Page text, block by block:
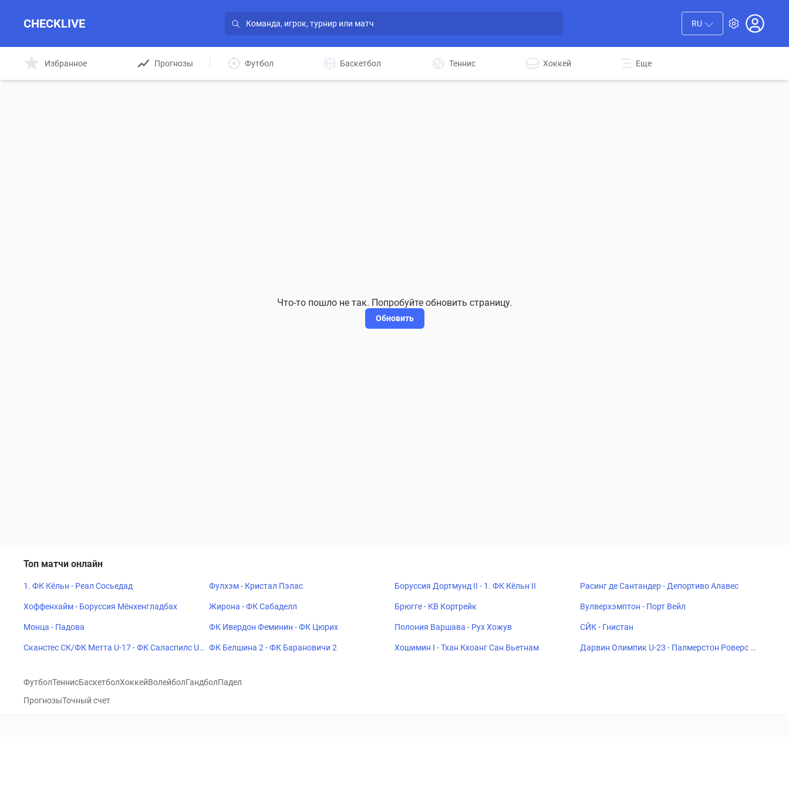
CHECKLIVE RU
Избранное Прогнозы Футбол Баскетбол Теннис Хоккей Еще
Что-то пошло не так. Попробуйте обновить страницу.
Обновить
Топ матчи онлайн
1. ФК Кёльн - Реал Сосьедад Фулхэм - Кристал Пэлас Боруссия Дортмунд II - 1. ФК Кёльн II Расинг де Сантандер - Депортиво Алавес
Хоффенхайм - Боруссия Мёнхенгладбах Жирона - ФК Сабаделл Брюгге - КВ Кортрейк Вулверхэмптон - Порт Вейл
Монца - Падова ФК Ивердон Феминин - ФК Цюрих Полония Варшава - Рух Хожув СЙК - Гнистан
Сканстес СК/ФК Метта U-17 - ФК Саласпилс U-
ФК Белшина 2 - ФК Барановичи 2 Хошимин I - Тхан Кхоанг Сан Вьетнам
Дарвин Олимпик U-23 - Палмерстон Роверс Ф
ФутболТеннисБаскетболХоккейВолейболГандболПадел
ПрогнозыТочный счет